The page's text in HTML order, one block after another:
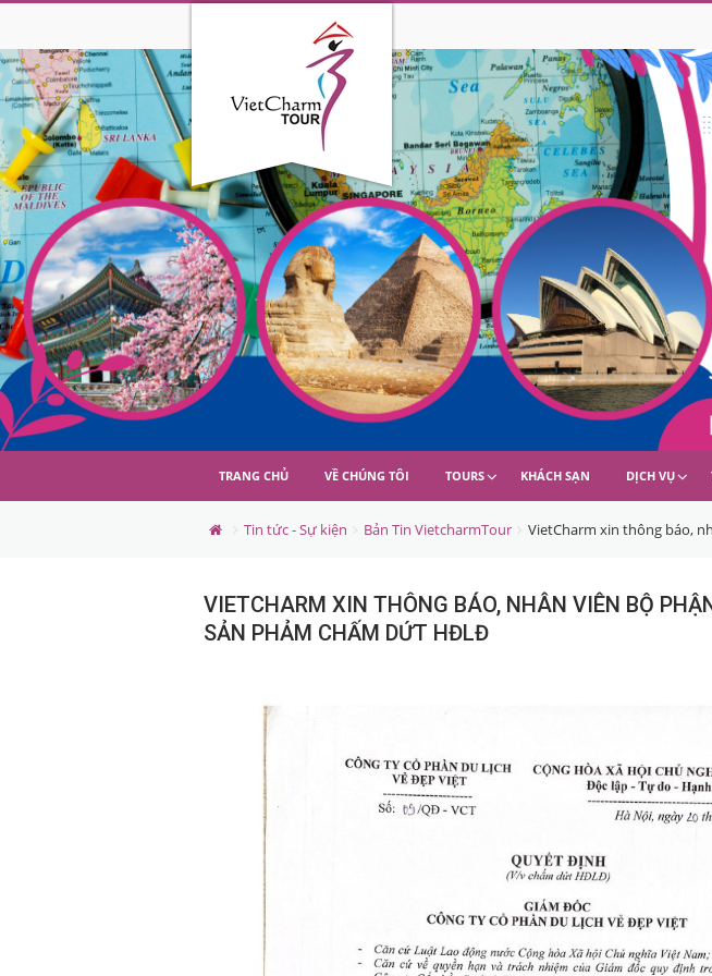
TRANG CHỦ VỀ CHÚNG TÔI TOURS KHÁCH SẠN DỊCH VỤ
Tin tức - Sự kiện Bản Tin VietcharmTour VietCharm xin thông báo,
VIETCHARM XIN THÔNG BÁO, NHÂN VIÊN BỘ
SẢN PHẢM CHẤM DỨT HĐLĐ